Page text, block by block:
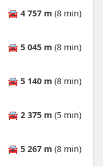
🚘 4 757 m (8 min)
🚘 5 045 m (8 min)
🚘 5 140 m (8 min)
🚘 2 375 m (5 min)
🚘 5 267 m (8 min)